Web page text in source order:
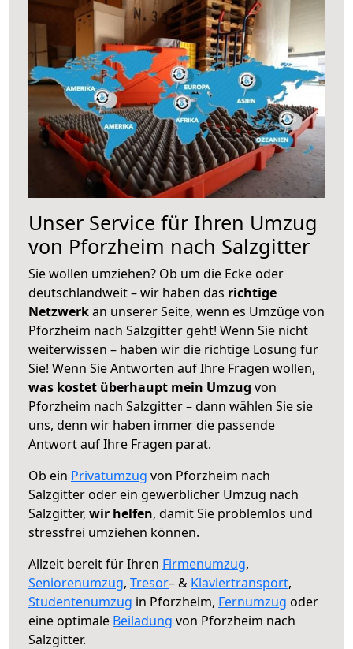
Unser Service für Ihren Umzug
von Pforzheim nach Salzgitter
Sie wollen umziehen? Ob um die Ecke oder
deutschlandweit – wir haben das richtige
Netzwerkan unserer Seite, wenn es Umzüge von
Pforzheim nach Salzgitter geht! Wenn Sie nicht
weiterwissen – haben wir die richtige Lösung für
Sie! Wenn Sie Antworten auf Ihre Fragen wollen,
was kostet überhaupt mein Umzug von
Pforzheim nach Salzgitter – dann wählen Sie sie
uns, denn wir haben immer die passende
Antwort auf Ihre Fragen parat.
Ob ein Privatumzug von Pforzheim nach
Salzgitter oder ein gewerblicher Umzug nach
Salzgitter, wir helfen, damit Sie problemlos und
stressfrei umziehen können.
Allzeit bereit für Ihren Firmenumzug,
Seniorenumzug, Tresor– & Klaviertransport,
Studentenumzug in Pforzheim, Fernumzug oder
eine optimale Beiladung von Pforzheim nach
Salzgitter.